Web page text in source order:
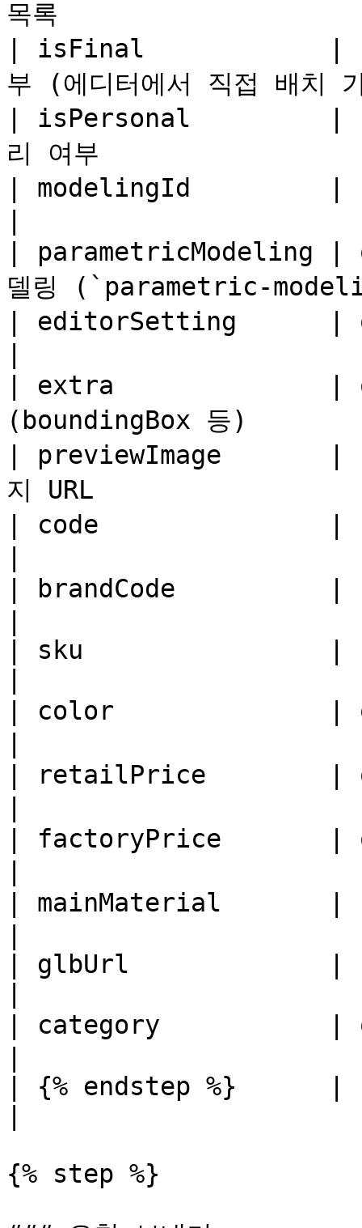
목록
| isFinal            |
부 (에디터에서 직접
| isPersonal         |
리 여부
| modelingId         |
| parametricModeling
델링 (`parametric-
| editorSetting      |
| extra              |
(boundingBox 등)
| previewImage       |
지 URL
| code               |
| brandCode          |
| sku                |
| color              |
| retailPrice        |
| factoryPrice       |
| mainMaterial
| glbUrl             |
| category           |
| {% endstep %}
{% step %}